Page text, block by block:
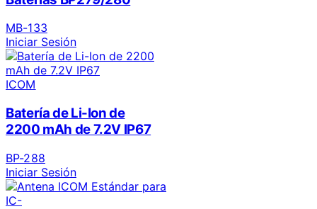
MB-133
Iniciar Sesión
ICOM
Batería de Li-Ion de
2200 mAh de 7.2V IP67
BP-288
Iniciar Sesión